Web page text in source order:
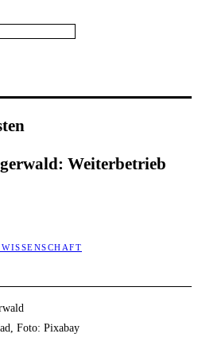
Wei­ter­be­trieb
Foto: Pixabay